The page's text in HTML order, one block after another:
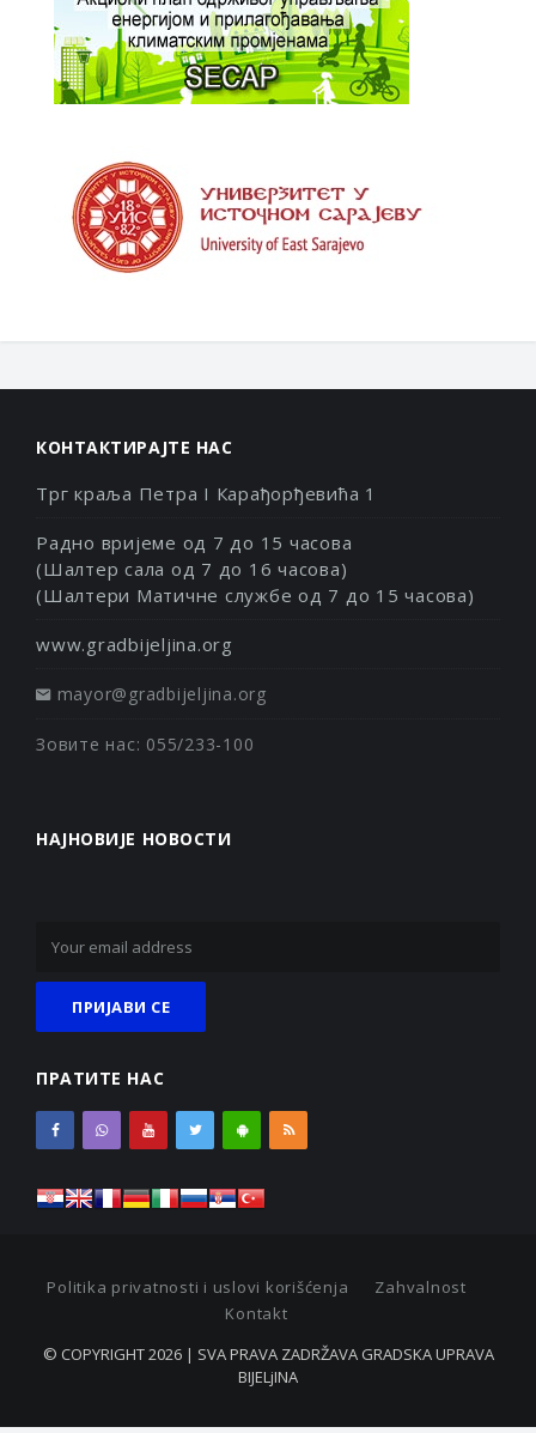
КОНТАКТИРАЈТЕ НАС
Трг краља Петра I Карађорђевића 1
Радно вријеме од 7 до 15 часова
(Шалтер сала од 7 до 16 часова)
(Шалтери Матичне службе од 7 до 15 часова)
www.gradbijeljina.org
mayor@gradbijeljina.org
Зовите нас: 055/233-100
НАЈНОВИЈЕ НОВОСТИ
ПРАТИТЕ НАС
Politika privatnosti i uslovi korišćenja
Zahvalnost
Kontakt
© COPYRIGHT 2026 | SVA PRAVA ZADRŽAVA GRADSKA UPRAVA
BIJELjINA